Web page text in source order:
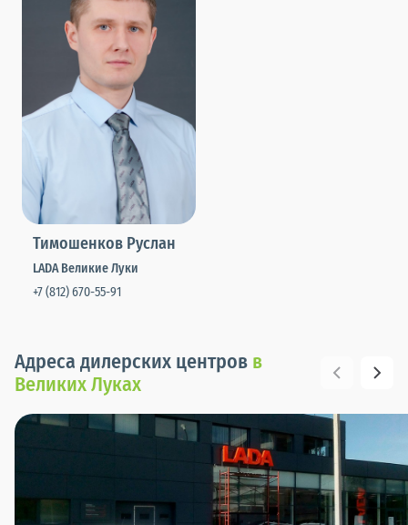
Тимошенков Руслан
LADA Великие Луки
+7 (812) 670-55-91
Адреса дилерских центров в
Великих Луках